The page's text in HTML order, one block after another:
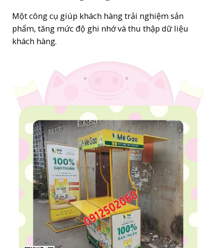
Một công cụ giúp khách hàng trải nghiệm sản
phẩm, tăng mức độ ghi nhớ và thu thập dữ liệu
khách hàng.